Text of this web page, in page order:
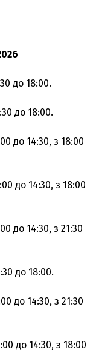
до 18:00.
до 18:00.
до 14:30, з 18:00
до 14:30, з 18:00
до 14:30, з 21:30
до 18:00.
до 14:30, з 21:30
до 14:30, з 18:00